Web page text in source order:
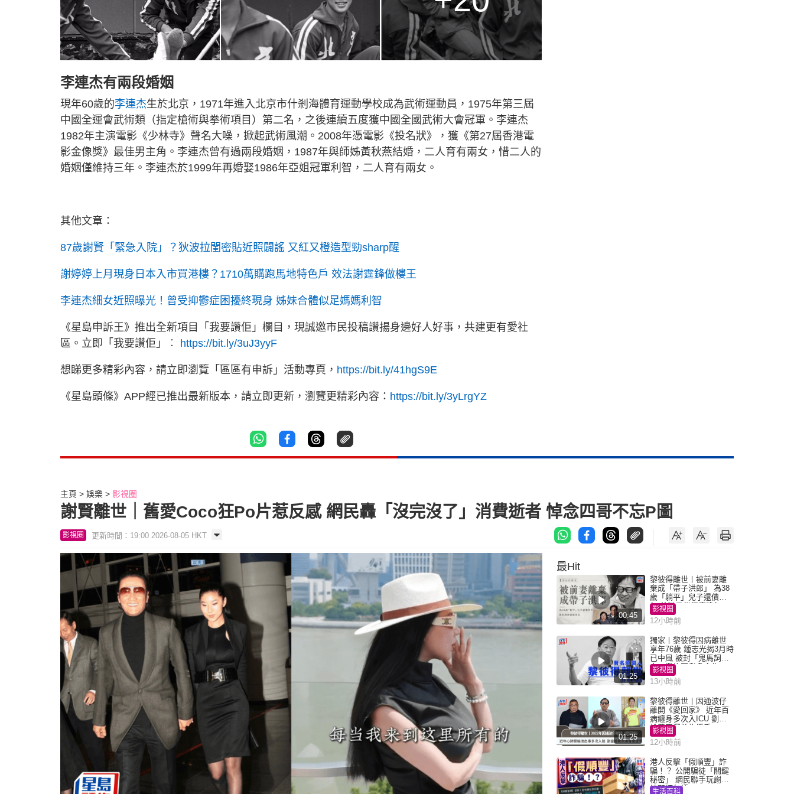
李連杰有兩段婚姻
現年60歲的李連杰生於北京，1971年進入北京市什剎海體育運動學校成為武術運動員，1975年第三屆
中國全運會武術類（指定槍術與拳術項目）第二名，之後連續五度獲中國全國武術大會冠軍。李連杰
1982年主演電影《少林寺》聲名大噪，掀起武術風潮。2008年憑電影《投名狀》，獲《第27屆香港電
影金像獎》最佳男主角。李連杰曾有過兩段婚姻，1987年與師姊黃秋燕結婚，二人育有兩女，惜二人的
婚姻僅維持三年。李連杰於1999年再婚娶1986年亞姐冠軍利智，二人育有兩女。
其他文章：
87歲謝賢「緊急入院」？狄波拉閨密貼近照闢謠 又紅又橙造型勁sharp醒
謝婷婷上月現身日本入市買港樓？1710萬購跑馬地特色戶 效法謝霆鋒做樓王
李連杰細女近照曝光！曾受抑鬱症困擾終現身 姊妹合體似足媽媽利智
《星島申訴王》推出全新項目「我要讚佢」欄目，現誠邀市民投稿讚揚身邊好人好事，共建更有愛社
區。立即「我要讚佢」︰ https://bit.ly/3uJ3yyF
想睇更多精彩內容，請立即瀏覽「區區有申訴」活動專頁， https://bit.ly/41hgS9E
《星島頭條》APP經已推出最新版本，請立即更新，瀏覽更精彩內容： https://bit.ly/3yLrgYZ
主頁 娛樂 影視圈
謝賢離世｜舊愛Coco狂Po片惹反感 網民轟「沒完沒了」消費逝者 悼念四哥不忘P圖
影視圈 更新時間：19:00 2026-08-05 HKT
最Hit
00:45
黎彼得離世丨被前妻離
棄成「帶子洪郎」 為38
歲「躺平」兒子還債多
年 曾盼尋伴侶度晚年
影視圈
12小時前
01:25
獨家丨黎彼得因病離世
享年76歲 鍾志光揭3月時
已中風 被封「鬼馬詞
人」與許冠傑多合作
影視圈
13小時前
01:25
黎彼得離世丨因通波仔
離開《愛回家》 近年百
病纏身多次入ICU 劉鑾
雄黃宗澤曾施援手
影視圈
12小時前
港人反擊「假順豐」詐
騙！？ 公開騙徒「關鍵
秘密」 網民聯手玩謝：
練習緬甸語
生活百科